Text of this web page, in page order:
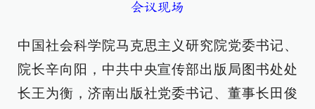
会议现场
中国社会科学院马克思主义研究院党委书记、
院长辛向阳，中共中央宣传部出版局图书处处
长王为衡，济南出版社党委书记、董事长田俊